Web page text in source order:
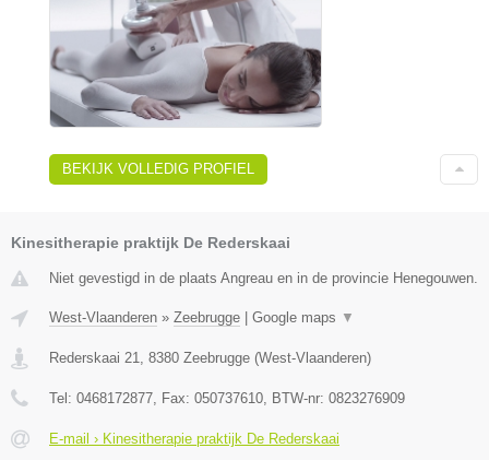
BEKIJK VOLLEDIG PROFIEL
Kinesitherapie praktijk De Rederskaai
Niet gevestigd in de plaats Angreau en in de provincie Henegouwen.
West-Vlaanderen » Zeebrugge | Google maps ▼
Rederskaai 21 8380 Zeebrugge (West-Vlaanderen)
Tel: 0468172877 , Fax: 050737610 , BTW-nr: 0823276909
E-mail › Kinesitherapie praktijk De Rederskaai